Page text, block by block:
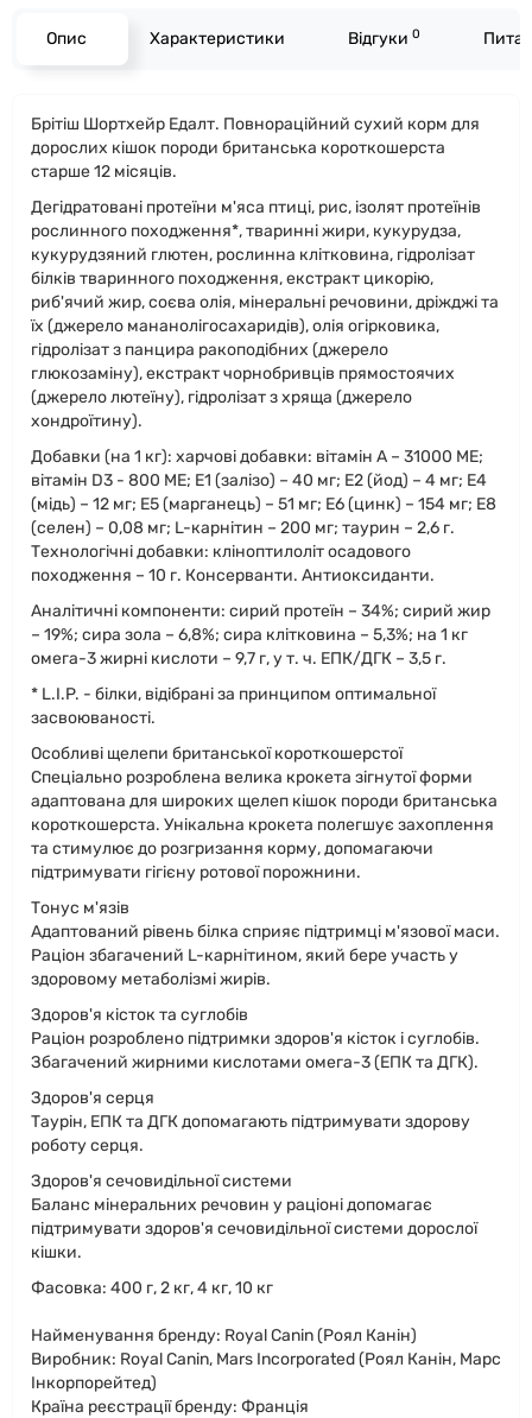
Опис Характеристики Відгуки 0
Брітіш Шортхейр Едалт. Повнораційний сухий корм для
дорослих кішок породи британська короткошерста
старше 12 місяців.
Дегідратовані протеїни м'яса птиці, рис, ізолят протеїнів
рослинного походження*, тваринні жири, кукурудза,
кукурудзяний глютен, рослинна клітковина, гідролізат
білків тваринного походження, екстракт цикорію,
риб'ячий жир, соєва олія, мінеральні речовини, дріжджі та
їх (джерело мананолігосахаридів), олія огірковика,
гідролізат з панцира ракоподібних (джерело
глюкозаміну), екстракт чорнобривців прямостоячих
(джерело лютеїну), гідролізат з хряща (джерело
хондроїтину).
Добавки (на 1 кг): харчові добавки: вітамін A – 31000 MЕ;
вітамін D3 - 800 MЕ; E1 (залізо) – 40 мг; E2 (йод) – 4 мг; E4
(мідь) – 12 мг; E5 (марганець) – 51 мг; E6 (цинк) – 154 мг; E8
(селен) – 0,08 мг; L-карнітин – 200 мг; таурин – 2,6 г.
Технологічні добавки: кліноптилоліт осадового
походження – 10 г. Консерванти. Антиоксиданти.
Аналітичні компоненти: сирий протеїн – 34%; сирий жир
– 19%; сира зола – 6,8%; сира клітковина – 5,3%; на 1 кг
омега-3 жирні кислоти – 9,7 г, у т. ч. ЕПК/ДГК – 3,5 г.
* L.I.P. - білки, відібрані за принципом оптимальної
засвоюваності.
Особливі щелепи британської короткошерстої
Спеціально розроблена велика крокета зігнутої форми
адаптована для широких щелеп кішок породи британська
короткошерста. Унікальна крокета полегшує захоплення
та стимулює до розгризання корму, допомагаючи
підтримувати гігієну ротової порожнини.
Тонус м'язів
Адаптований рівень білка сприяє підтримці м'язової маси.
Раціон збагачений L-карнітином, який бере участь у
здоровому метаболізмі жирів.
Здоров'я кісток та суглобів
Раціон розроблено підтримки здоров'я кісток і суглобів.
Збагачений жирними кислотами омега-3 (ЕПК та ДГК).
Здоров'я серця
Таурін, ЕПК та ДГК допомагають підтримувати здорову
роботу серця.
Здоров'я сечовидільної системи
Баланс мінеральних речовин у раціоні допомагає
підтримувати здоров'я сечовидільної системи дорослої
кішки.
Фасовка: 400 г, 2 кг, 4 кг, 10 кг
Найменування бренду: Royal Canin (Роял Канін)
Виробник: Royal Canin, Mars Incorporated (Роял Канін, Марс
Інкорпорейтед)
Країна реєстрації бренду: Франція